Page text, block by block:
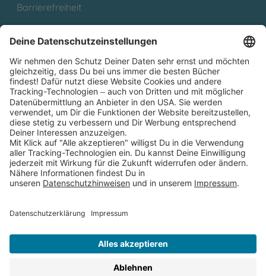
Barrierefreiheit
Partnerprogramm (Affiliate)
Folge uns auf
* Versandkostenfrei ab 9,00 € Bestellwert innerhalb
Deutschlands
** Lieferzeit 1-3 Werktage innerhalb Deutschlands
Thienemann-Esslinger Verlag GmbH, Blumenstraße 36, D-70182